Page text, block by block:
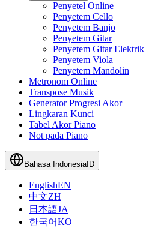
Penyetel Online
Penyetem Cello
Penyetem Banjo
Penyetem Gitar
Penyetem Gitar Elektrik
Penyetem Viola
Penyetem Mandolin
Metronom Online
Transpose Musik
Generator Progresi Akor
Lingkaran Kunci
Tabel Akor Piano
Not pada Piano
Bahasa IndonesiaID
EnglishEN
中文ZH
日本語JA
한국어KO